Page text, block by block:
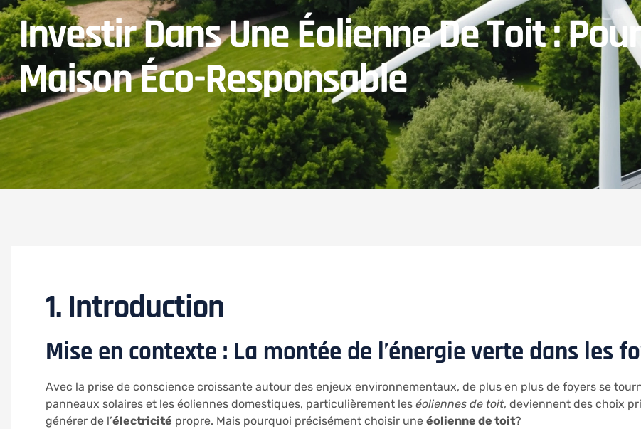
Investir Dans Une Éolienne De Toit :
Maison Éco-Responsable
1. Introduction
Mise en contexte : La montée de l’énergie verte dans les
Avec la prise de conscience croissante autour des enjeux environnementaux, de plus en plus de foyers se
panneaux solaires et les éoliennes domestiques, particulièrement les éoliennes de toit, deviennent des choix
générer de l’électricité propre. Mais pourquoi précisément choisir une éolienne de toit?